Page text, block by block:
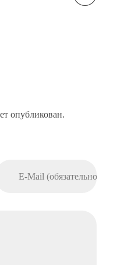
опубликован.